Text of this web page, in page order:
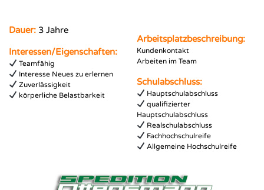
Arbeitsplatzbeschreibung:
Kundenkontakt
Arbeiten im Team
Dauer: 3 Jahre
Interessen/Eigenschaften:
Teamfähig
Interesse Neues zu erlernen
Zuverlässigkeit
körperliche Belastbarkeit
Schulabschluss:
Hauptschulabschluss
qualifizierter
Hauptschulabschluss
Realschulabschluss
Fachhochschulreife
Allgemeine Hochschulreife